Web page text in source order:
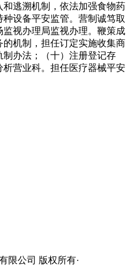
逃溯机制，依法加强食物药
设备平安监管。营制诚笃取
视办理局监视办理。鞭策成
机制，担任订定实施收集商
办法；（十）注册登记存
营业科。担任医疗器械平安
限公司 版权所有·